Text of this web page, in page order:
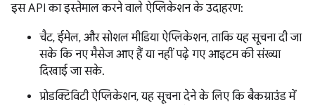
इस API का इस्तेमाल करने वाले ऐप्लिकेशन के उदाहरण:
चैट, ईमेल, और सोशल मीडिया ऐप्लिकेशन, ताकि यह सूचना दी जा
सके कि नए मैसेज आए हैं या नहीं पढ़े गए आइटम की संख्या
दिखाई जा सके.
प्रोडक्टिविटी ऐप्लिकेशन, यह सूचना देने के लिए कि बैकग्राउंड में